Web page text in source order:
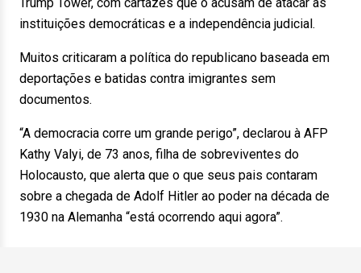
instituições democráticas e a independência judicial.
Muitos criticaram a política do republicano baseada em
deportações e batidas contra imigrantes sem
documentos.
“A democracia corre um grande perigo”, declarou à AFP
Kathy Valyi, de 73 anos, filha de sobreviventes do
Holocausto, que alerta que o que seus pais contaram
sobre a chegada de Adolf Hitler ao poder na década de
1930 na Alemanha “está ocorrendo aqui agora”.